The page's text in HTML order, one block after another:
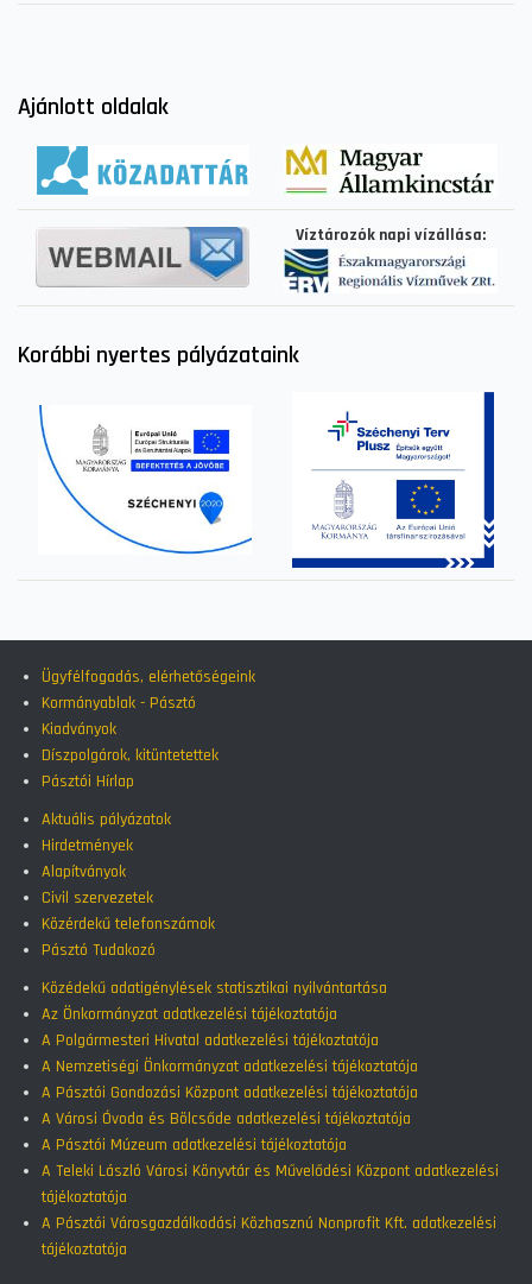
Ajánlott oldalak
Víztározók napi vízállása:
Korábbi nyertes pályázataink
Ügyfélfogadás, elérhetőségeink
Kormányablak - Pásztó
Kiadványok
Díszpolgárok, kitüntetettek
Pásztói Hírlap
Aktuális pályázatok
Hirdetmények
Alapítványok
Civil szervezetek
Közérdekű telefonszámok
Pásztó Tudakozó
Közédekű adatigénylések statisztikai nyilvántartása
Az Önkormányzat adatkezelési tájékoztatója
A Polgármesteri Hivatal adatkezelési tájékoztatója
A Nemzetiségi Önkormányzat adatkezelési tájékoztatója
A Pásztói Gondozási Központ adatkezelési tájékoztatója
A Városi Óvoda és Bölcsőde adatkezelési tájékoztatója
A Pásztói Múzeum adatkezelési tájékoztatója
A Teleki László Városi Könyvtár és Művelődési Központ adatkezelési
tájékoztatója
A Pásztói Városgazdálkodási Közhasznú Nonprofit Kft. adatkezelési
tájékoztatója